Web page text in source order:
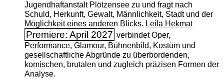
Jugendhaftanstalt Plötzensee zu und fragt nach
Schuld, Herkunft, Gewalt, Männlichkeit, Stadt und der
Möglichkeit eines anderen Blicks. Leila Hekmat
Premiere: April 2027 verbindet Oper,
Performance, Glamour, Bühnenbild, Kostüm und
gesellschaftliche Abgründe zu überbordenden,
komischen, brutalen und zugleich präzisen Formen der
Analyse.